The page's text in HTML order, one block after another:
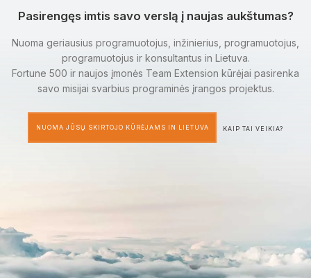
Pasirengęs imtis savo verslą į naujas aukštumas?
Nuoma geriausius programuotojus, inžinierius, programuotojus,
programuotojus ir konsultantus in Lietuva.
Fortune 500 ir naujos įmonės Team Extension kūrėjai pasirenka
savo misijai svarbius programinės įrangos projektus.
NUOMA JŪSŲ SKIRTOJO KŪRĖJAMS IN LIETUVA KAIP TAI VEIKIA?